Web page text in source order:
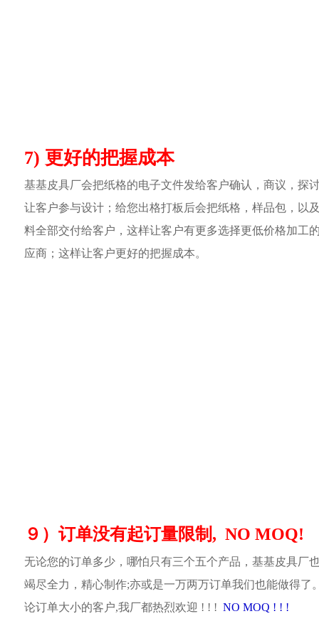
7) 更好的把握成本
基基皮具厂会把纸格的电子文件发给客户确认，商议，探
让客户参与设计；给您出格打板后会把纸格，样品包，以
料全部交付给客户，这样让客户有更多选择更低价格加工
应商；这样让客户更好的把握成本。
９）订单没有起订量限制, NO MOQ!
无论您的订单多少，哪怕只有三个五个产品，基基皮具厂
竭尽全力，精心制作;亦或是一万两万订单我们也能做得了
论订单大小的客户,我厂都热烈欢迎 ! ! ! NO MOQ ! ! !